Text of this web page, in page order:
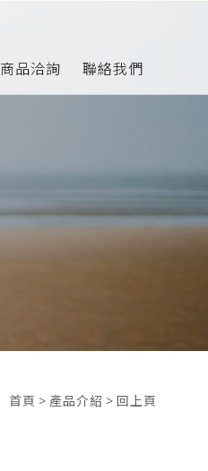
商品洽詢 聯絡我們
首頁 > 產品介紹 > 回上頁